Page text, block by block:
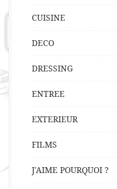
CUISINE
DECO
DRESSING
ENTREE
EXTERIEUR
FILMS
J'AIME POURQUOI ?